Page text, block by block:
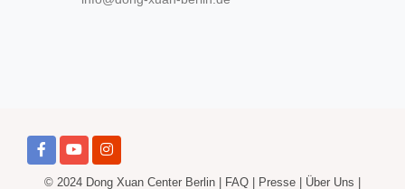
© 2024 Dong Xuan Center Berlin | FAQ Presse Über Uns